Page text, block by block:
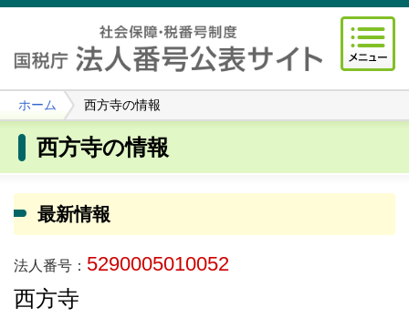
ホーム 西方寺の情報
西方寺の情報
最新情報
法人番号： 5290005010052
西方寺